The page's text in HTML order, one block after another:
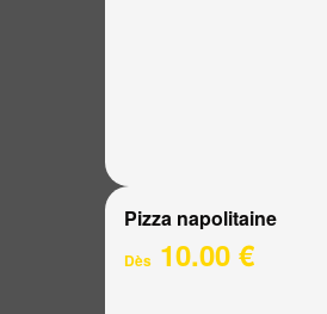
Pizza napolitaine
Dès 10.00 €